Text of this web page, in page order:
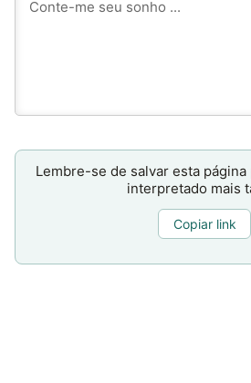
Lembre-se de salvar esta
interpretado mais
Copiar link